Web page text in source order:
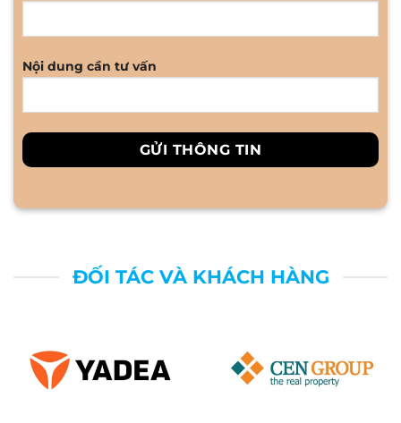
Nội dung cần tư vấn
ĐỐI TÁC VÀ KHÁCH HÀNG